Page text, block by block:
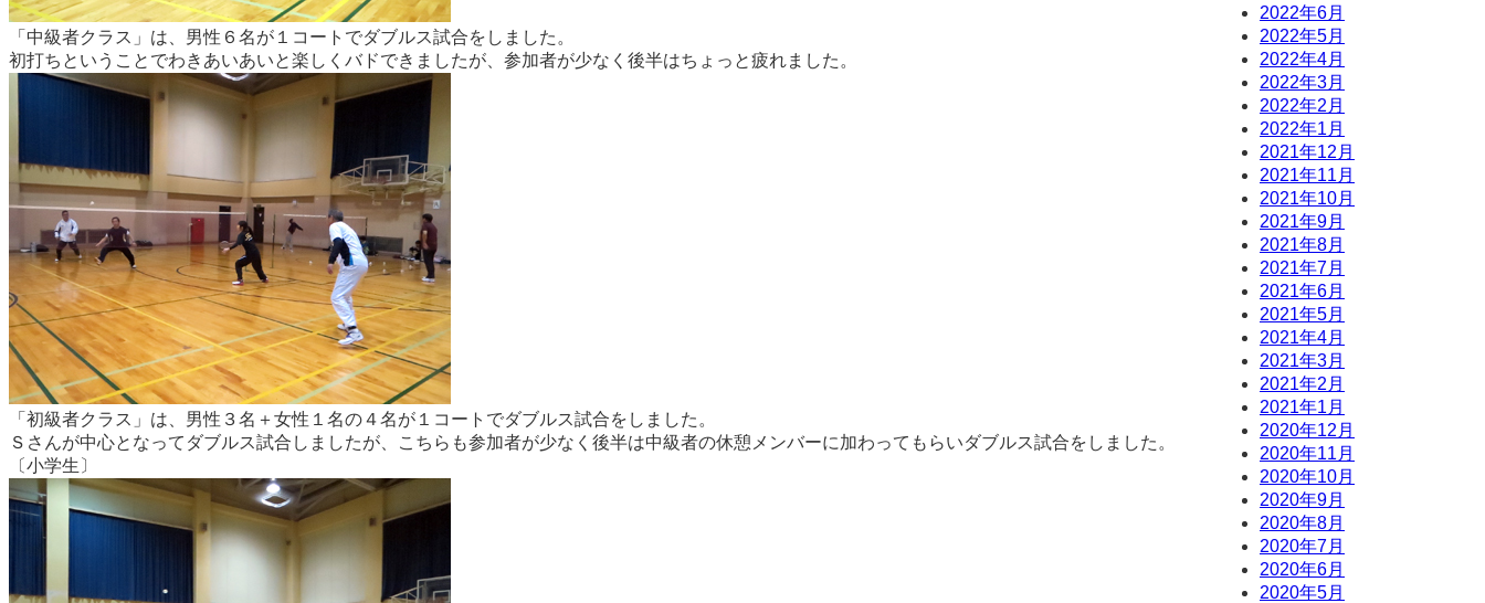
「中級者クラス」は、男性６名が１コートでダブルス試合をしました。
初打ちということでわきあいあいと楽しくバドできましたが、参加者が少なく後半はちょっと疲れました。
「初級者クラス」は、男性３名＋女性１名の４名が１コートでダブルス試合をしました。
Ｓさんが中心となってダブルス試合しましたが、こちらも参加者が少なく後半は中級者の休憩メンバーに加わってもらいダブルス試合をしました。
〔小学生〕
2022年6月
2022年5月
2022年4月
2022年3月
2022年2月
2022年1月
2021年12月
2021年11月
2021年10月
2021年9月
2021年8月
2021年7月
2021年6月
2021年5月
2021年4月
2021年3月
2021年2月
2021年1月
2020年12月
2020年11月
2020年10月
2020年9月
2020年8月
2020年7月
2020年6月
2020年5月